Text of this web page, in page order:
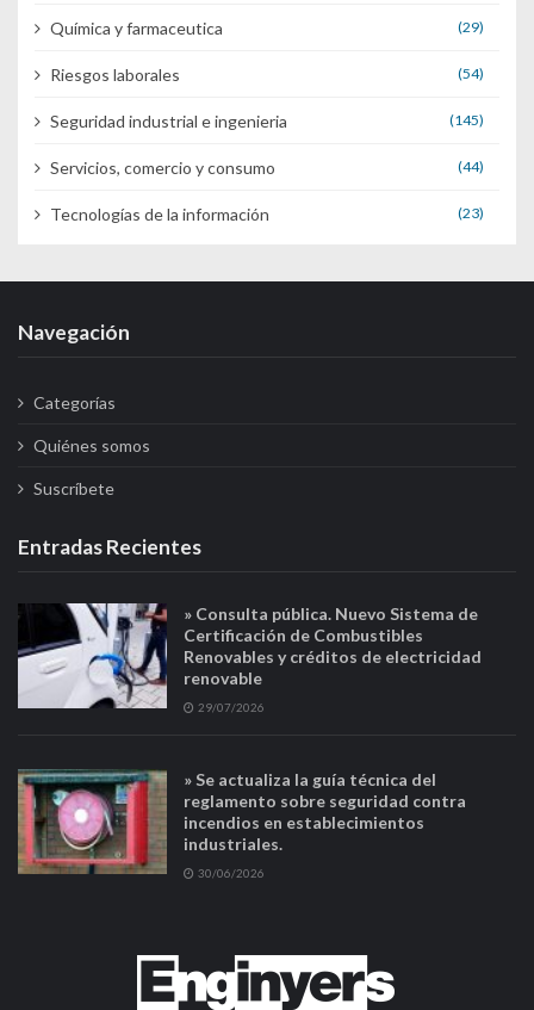
Química y farmaceutica (29)
Riesgos laborales (54)
Seguridad industrial e ingenieria (145)
Servicios, comercio y consumo (44)
Tecnologías de la información (23)
Navegación
Categorías
Quiénes somos
Suscríbete
Entradas Recientes
» Consulta pública. Nuevo Sistema de
Certificación de Combustibles
Renovables y créditos de electricidad
renovable
29/07/2026
» Se actualiza la guía técnica del
reglamento sobre seguridad contra
incendios en establecimientos
industriales.
30/06/2026